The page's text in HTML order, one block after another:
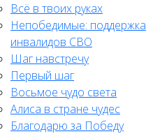
Всё в твоих руках
Непобедимые: поддержка
инвалидов СВО
Шаг навстречу
Первый шаг
Восьмое чудо света
Алиса в стране чудес
Благодарю за Победу